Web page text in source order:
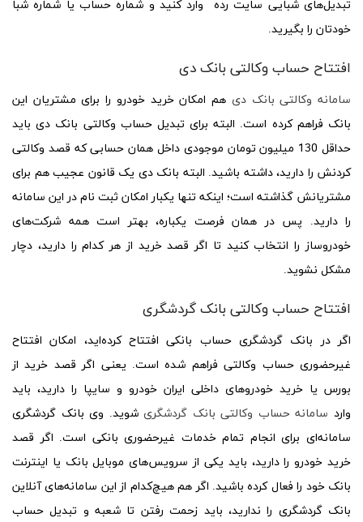
تبدیل‌های شبایی سایت رده وارد کنید و شماره حساب یا شماره شبا
خودتان را بگیرید.
افتتاح حساب وکالتی بانک دی
سامانه وکالتی بانک دی هم امکان خرید خودرو را برای مشتریان این
بانک فراهم کرده است. البته برای تبدیل حساب وکالتی بانک دی باید
حداقل 130 میلیون تومان موجودی داخل همان حسابی که قصد وکالتی
کردنش را دارید، داشته باشید. البته بانک دی یک قانون عجیب هم برای
مشتریانش گذاشته است؛ اینکه تنها یکبار امکان ثبت نام در این سامانه
را دارید. پس در همان فرصت یکباره، بهتر است همه شرکت‌های
خودروساز را انتخاب کنید تا اگر قصد خرید از هر کدام را دارید، دچار
مشکل نشوید.
افتتاح حساب وکالتی بانک گردشگری
اگر در بانک گردشگری حساب بانکی افتتاح کرده‌اید، امکان افتتاح
غیرحضوری حساب وکالتی فراهم شده است. یعنی اگر قصد خرید از
بورس یا خرید خودروهای داخلی ایران خودرو و سایپا را دارید، باید
وارد سامانه حساب وکالتی بانک گردشگریشوید. وی بانک گردشگری
سامانه‌ای برای انجام تمام خدمات غیرحضوری بانکی است. اگر قصد
خرید خودرو را دارید، باید یکی از سرویس‌های موبایل بانک یا اینترنت
بانک خود را فعال کرده باشید. اگر هم هیچ‌کدام از این سامانه‌های آنلاین
بانک گردشگری را ندارید، باید زحمت رفتن تا شعبه و تبدیل حساب